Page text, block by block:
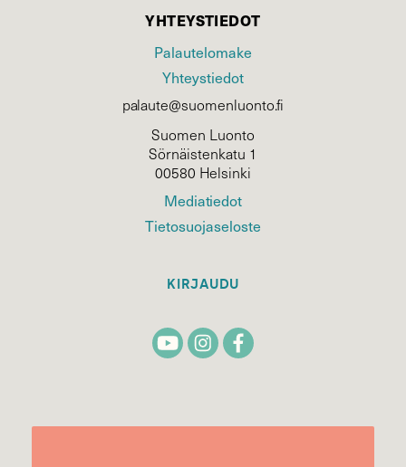
YHTEYSTIEDOT
Palautelomake
Yhteystiedot
palaute@suomenluonto.fi
Suomen Luonto
Sörnäistenkatu 1
00580 Helsinki
Mediatiedot
Tietosuojaseloste
KIRJAUDU